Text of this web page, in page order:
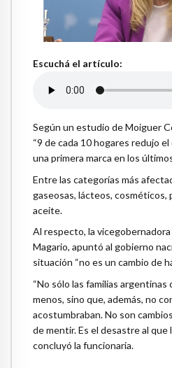
Escuchá el artículo:
Según un estudio de Moiguer
“9 de cada 10 hogares redujo
una primera marca en los
Entre las categorías más
gaseosas, lácteos,
aceite.
Al respecto, la
Magario, apuntó al gobierno
situación “no es un cambio de
“No sólo las familias argentinas
menos, sino que, además, no
acostumbraban. No son
de mentir. Es el desastre al que
concluyó la funcionaria.